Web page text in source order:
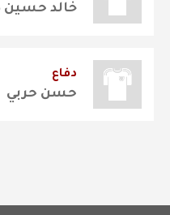
خالد حسين
دفاع
حسن حربي